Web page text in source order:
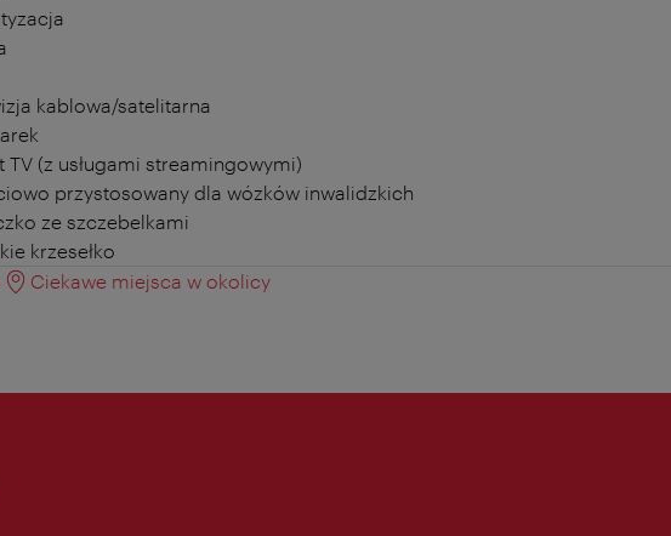
kablowa/satelitarna
TV (z usługami streamingowymi)
przystosowany dla wózków inwalidzkich
ze szczebelkami
krzesełko
Ciekawe miejsca w okolicy